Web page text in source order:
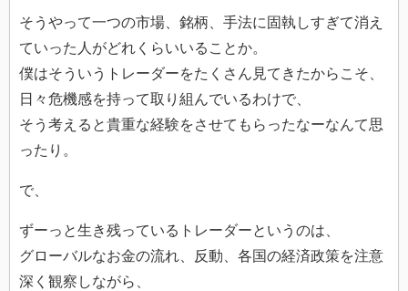
そうやって一つの市場、銘柄、手法に固執しすぎて消え
ていった人がどれくらいいることか。
僕はそういうトレーダーをたくさん見てきたからこそ、
日々危機感を持って取り組んでいるわけで、
そう考えると貴重な経験をさせてもらったなーなんて思
ったり。
で、
ずーっと生き残っているトレーダーというのは、
グローバルなお金の流れ、反動、各国の経済政策を注意
深く観察しながら、